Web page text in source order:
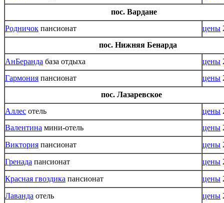
пос. Вардане
Родничок пансионат цены
пос. Нижняя Бенарда
АнБеранда база отдыха цены
Гармония пансионат цены
пос. Лазаревское
Аллес отель цены
Валентина мини-отель цены
Виктория пансионат цены
Гренада пансионат цены
Красная гвоздика пансионат цены
Лаванда отель цены